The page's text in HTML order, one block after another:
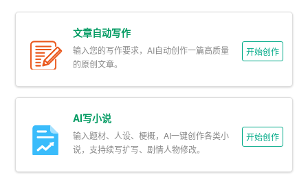
（1）品牌推广：通过线上线下渠道，扩大品牌知名度，树
立品牌形象。
（2）合作伙伴：与知名教育机构、学校建立合作关系，共
（3）优惠政策：针对不同用户群体，推出优惠政策，提高
用户粘性。
4. 财务预测
文章自动写作
输入您的写作要求，AI自动创作一篇高质量
的原创文章。
开始创作
AI写小说
输入题材、人设、梗概，AI一键创作各类小
说，支持续写扩写、剧情人物修改。
开始创作